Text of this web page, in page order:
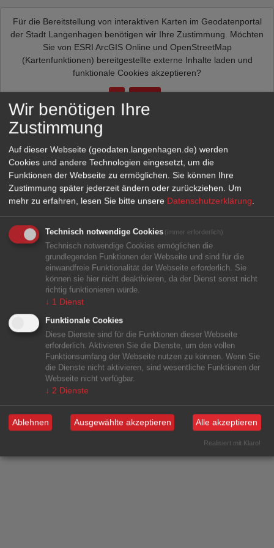
Für die Bereitstellung von interaktiven Karten im Geodatenportal
der Stadt Langenhagen benötigen wir Ihre Zustimmung. Möchten
Sie von ESRI ArcGIS Online und OpenStreetMap
(Kartenfunktionen) bereitgestellte externe Inhalte laden und
funktionale Cookies akzeptieren?
Ja Immer
Wir benötigen Ihre
Zustimmung
Auf dieser Webseite (geodaten.langenhagen.de) werden
Cookies und andere Technologien eingesetzt, um die
Funktionen der Webseite zu ermöglichen. Sie können Ihre
Zustimmung später jederzeit ändern oder zurückziehen. Um
mehr zu erfahren, lesen Sie bitte unsere Datenschutzerklärung
Technisch notwendige Cookies (immer erforderlich)
Technisch notwendige Cookies ermöglichen die
grundlegenden Funktionen der Webseite und sind für die
einwandfreie Funktionalität der Webseite erforderlich. Sie
können sie hier nicht deaktivieren, da der Dienst sonst nicht
richtig funktionieren würde.
↓ 1 Dienst
Funktionale Cookies
Diese Dienste sind für die Funktionen dieser Webseite
erforderlich. Aktivieren Sie die Dienste, um den vollen
Funktionsumfang der Webseite nutzen zu können. Wenn Sie
die Dienste nicht aktivieren, sind wesentliche Funktionen der
Webseite nicht verfügbar.
↓ 2 Dienste
Ablehnen Ausgewählte akzeptieren Alle akzeptieren
Realisiert mit Klaro!